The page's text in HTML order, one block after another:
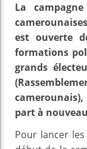
La
est ouverte
formations
grands
part à
Pour lancer